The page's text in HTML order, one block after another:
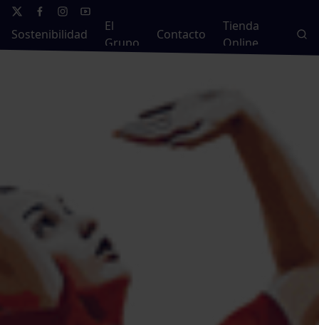
Sostenibilidad
El
Grupo
Contacto
Tienda
Online